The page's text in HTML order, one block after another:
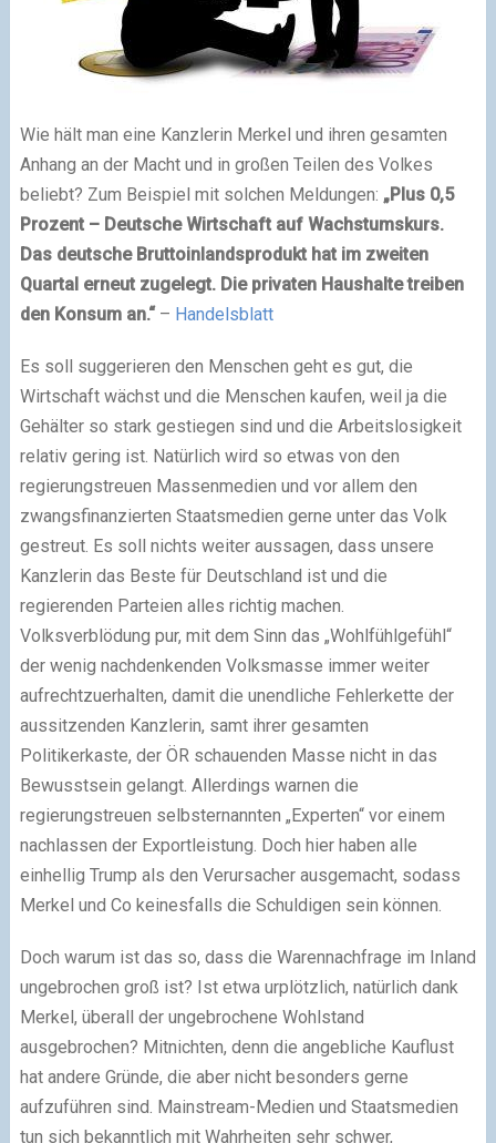
Wie hält man eine Kanzlerin Merkel und ihren gesamten
Anhang an der Macht und in großen Teilen des Volkes
beliebt? Zum Beispiel mit solchen Meldungen: „Plus 0,5
Prozent – Deutsche Wirtschaft auf Wachstumskurs.
Das deutsche Bruttoinlandsprodukt hat im zweiten
Quartal erneut zugelegt. Die privaten Haushalte treiben
den Konsum an.“– Handelsblatt
Es soll suggerieren den Menschen geht es gut, die
Wirtschaft wächst und die Menschen kaufen, weil ja die
Gehälter so stark gestiegen sind und die Arbeitslosigkeit
relativ gering ist. Natürlich wird so etwas von den
regierungstreuen Massenmedien und vor allem den
zwangsfinanzierten Staatsmedien gerne unter das Volk
gestreut. Es soll nichts weiter aussagen, dass unsere
Kanzlerin das Beste für Deutschland ist und die
regierenden Parteien alles richtig machen.
Volksverblödung pur, mit dem Sinn das „Wohlfühlgefühl“
der wenig nachdenkenden Volksmasse immer weiter
aufrechtzuerhalten, damit die unendliche Fehlerkette der
aussitzenden Kanzlerin, samt ihrer gesamten
Politikerkaste, der ÖR schauenden Masse nicht in das
Bewusstsein gelangt. Allerdings warnen die
regierungstreuen selbsternannten „Experten“ vor einem
nachlassen der Exportleistung. Doch hier haben alle
einhellig Trump als den Verursacher ausgemacht, sodass
Merkel und Co keinesfalls die Schuldigen sein können.
Doch warum ist das so, dass die Warennachfrage im Inland
ungebrochen groß ist? Ist etwa urplötzlich, natürlich dank
Merkel, überall der ungebrochene Wohlstand
ausgebrochen? Mitnichten, denn die angebliche Kauflust
hat andere Gründe, die aber nicht besonders gerne
aufzuführen sind. Mainstream-Medien und Staatsmedien
tun sich bekanntlich mit Wahrheiten sehr schwer,